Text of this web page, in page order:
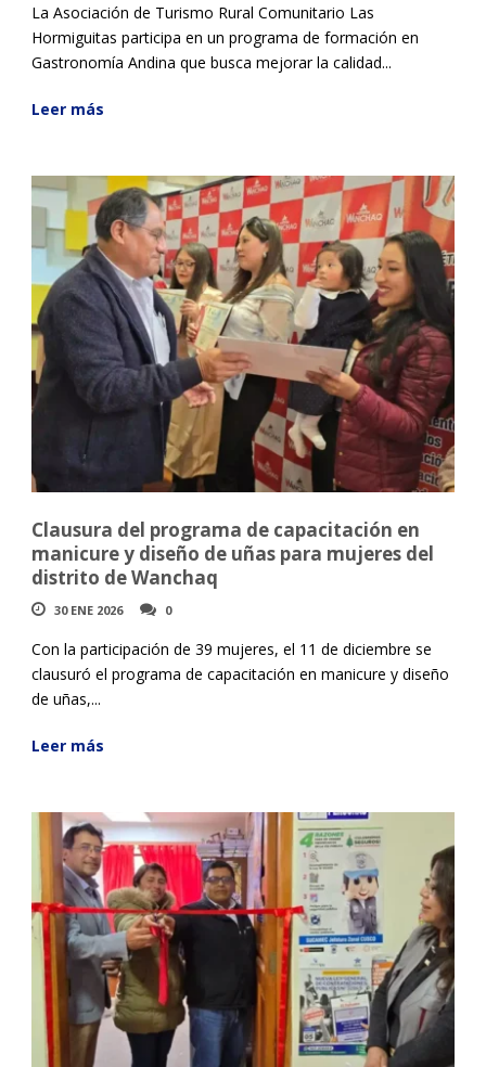
La Asociación de Turismo Rural Comunitario Las
Hormiguitas participa en un programa de formación en
Gastronomía Andina que busca mejorar la calidad...
Leer más
Clausura del programa de capacitación en
manicure y diseño de uñas para mujeres del
distrito de Wanchaq
30 ENE 2026 0
Con la participación de 39 mujeres, el 11 de diciembre se
clausuró el programa de capacitación en manicure y diseño
de uñas,...
Leer más